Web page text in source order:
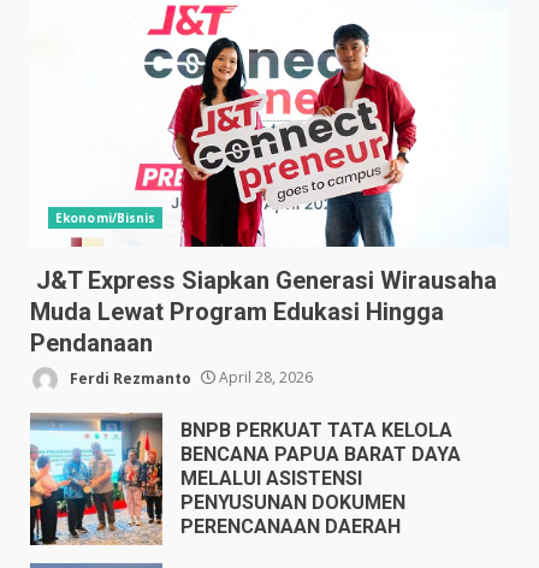
Ekonomi/Bisnis
J&T Express Siapkan Generasi Wirausaha
Muda Lewat Program Edukasi Hingga
Pendanaan
Ferdi Rezmanto April 28, 2026
BNPB PERKUAT TATA KELOLA
BENCANA PAPUA BARAT DAYA
MELALUI ASISTENSI
PENYUSUNAN DOKUMEN
PERENCANAAN DAERAH